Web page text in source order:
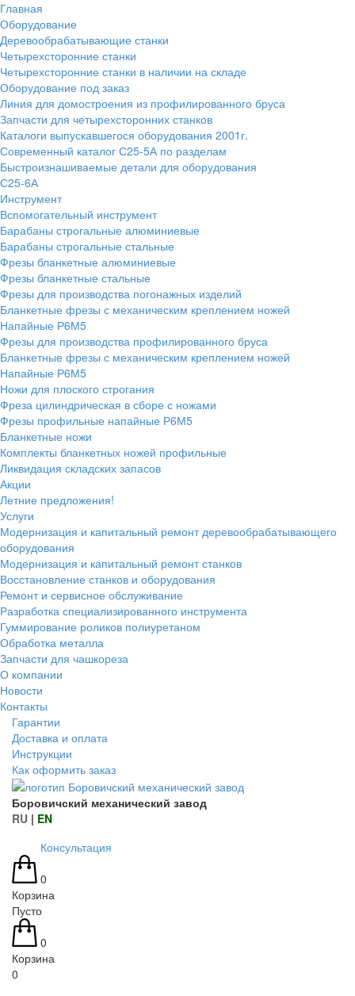
Главная
Оборудование
Деревообрабатывающие станки
Четырехсторонние станки
Четырехсторонние станки в наличии на складе
Оборудование под заказ
Линия для домостроения из профилированного бруса
Запчасти для четырехсторонних станков
Каталоги выпускавшегося оборудования 2001г.
Современный каталог С25-5А по разделам
Быстроизнашиваемые детали для оборудования
С25-6А
Инструмент
Вспомогательный инструмент
Барабаны строгальные алюминиевые
Барабаны строгальные стальные
Фрезы бланкетные алюминиевые
Фрезы бланкетные стальные
Фрезы для производства погонажных изделий
Бланкетные фрезы с механическим креплением ножей
Напайные Р6М5
Фрезы для производства профилированного бруса
Бланкетные фрезы с механическим креплением ножей
Напайные Р6М5
Ножи для плоского строгания
Фреза цилиндрическая в сборе с ножами
Фрезы профильные напайные Р6М5
Бланкетные ножи
Комплекты бланкетных ножей профильные
Ликвидация складских запасов
Акции
Летние предложения!
Услуги
Модернизация и капитальный ремонт деревообрабатывающего
оборудования
Модернизация и капитальный ремонт станков
Восстановление станков и оборудования
Ремонт и сервисное обслуживание
Разработка специализированного инструмента
Гуммирование роликов полиуретаном
Обработка металла
Запчасти для чашкореза
О компании
Новости
Контакты
Гарантии
Доставка и оплата
Инструкции
Как оформить заказ
Боровичский механический завод
RU | EN
Консультация
0
Корзина
Пусто
0
Корзина
0